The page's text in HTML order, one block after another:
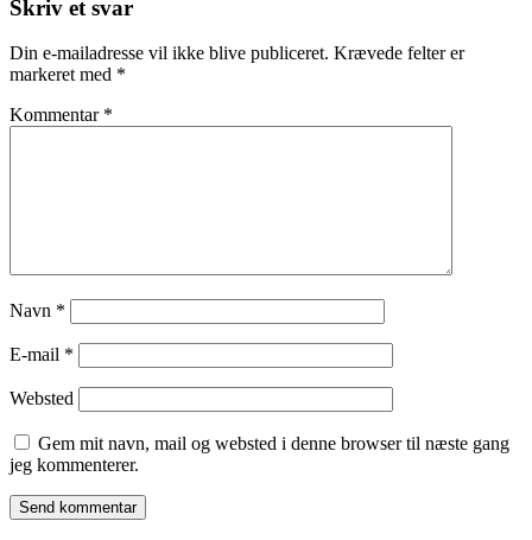
Skriv et svar
Din e-mailadresse vil ikke blive publiceret. Krævede felter er
markeret med *
Kommentar *
Navn *
E-mail *
Websted
Gem mit navn, mail og websted i denne browser til næste gang
jeg kommenterer.